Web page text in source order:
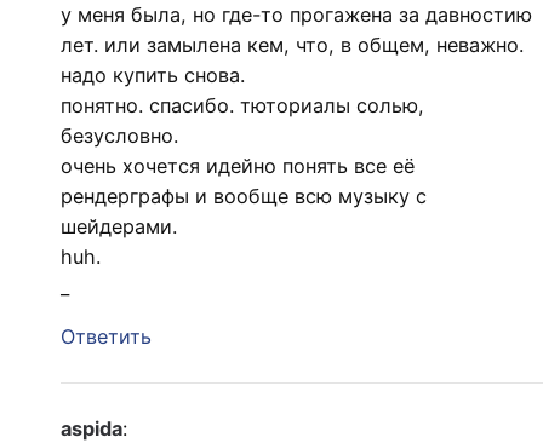
у меня была, но где-то прогажена за давностию
лет. или замылена кем, что, в общем, неважно.
надо купить снова.
понятно. спасибо. тюториалы солью,
безусловно.
очень хочется идейно понять все её
рендерграфы и вообще всю музыку с
шейдерами.
huh.
Ответить
aspida: